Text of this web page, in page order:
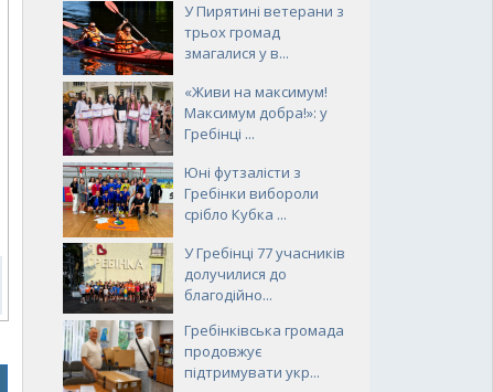
У Пирятині ветерани з
трьох громад
змагалися у в...
«Живи на максимум!
Максимум добра!»: у
Гребінці ...
Юні футзалісти з
Гребінки вибороли
срібло Кубка ...
У Гребінці 77 учасників
долучилися до
благодійно...
Гребінківська громада
продовжує
підтримувати укр...